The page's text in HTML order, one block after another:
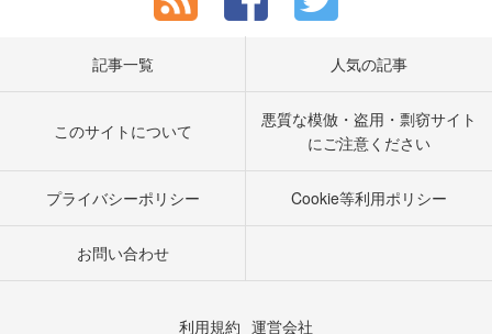
記事一覧 人気の記事
このサイトについて
悪質な模倣・盗用・剽窃サイト
にご注意ください
プライバシーポリシー Cookie等利用ポリシー
お問い合わせ
利用規約 運営会社